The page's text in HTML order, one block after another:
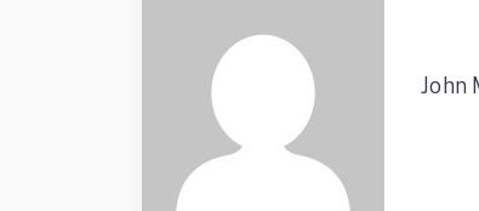
John